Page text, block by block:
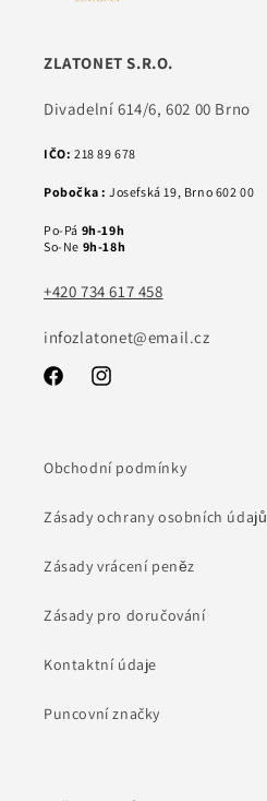
ZLATONET S.R.O.
Divadelní 614/6, 602 00 Brno
IČO: 218 89 678
Pobočka : Josefská 19, Brno 602 00
Po-Pá 9h-19h
So-Ne 9h-18h
+420 734 617 458
infozlatonet@email.cz
FacebookInstagram
Obchodní podmínky
Zásady ochrany osobních údajů
Zásady vrácení peněz
Zásady pro doručování
Kontaktní údaje
Puncovní značky